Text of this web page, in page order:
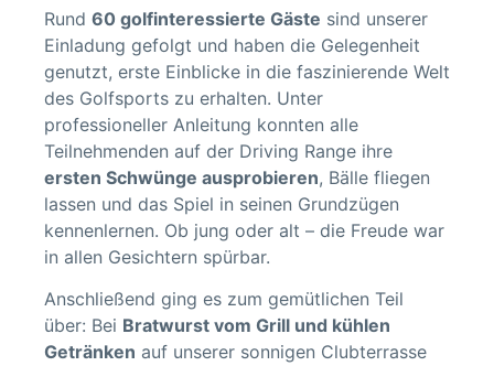
Rund 60 golfinteressierte Gäste sind unserer
Einladung gefolgt und haben die Gelegenheit
genutzt, erste Einblicke in die faszinierende Welt
des Golfsports zu erhalten. Unter
professioneller Anleitung konnten alle
Teilnehmenden auf der Driving Range ihre
ersten Schwünge ausprobieren, Bälle fliegen
lassen und das Spiel in seinen Grundzügen
kennenlernen. Ob jung oder alt – die Freude war
in allen Gesichtern spürbar.
Anschließend ging es zum gemütlichen Teil
über: Bei Bratwurst vom Grill und kühlen
Getränken auf unserer sonnigen Clubterrasse